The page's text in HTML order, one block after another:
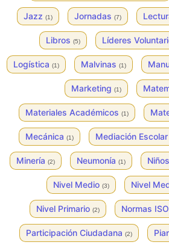
Jazz (1) Jornadas (7)
Libros (5) Líderes
Logística (1) Malvinas (1)
Marketing (1)
Materiales Académicos (1)
Mecánica (1) Mediación Escolar
Minería (2) Neumonía (1) Niños
Nivel Medio (3) Nivel
Nivel Primario (2) Normas ISO
Participación Ciudadana (2)